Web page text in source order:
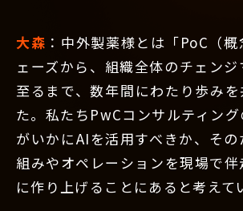
大森 ：中外製薬様とは「PoC（
ェーズから、組織全体のチェン
至るまで、数年間にわたり歩み
た。私たちPwCコンサルティン
がいかにAIを活用すべきか、そ
組みやオペレーションを現場で
に作り上げることにあると考えて